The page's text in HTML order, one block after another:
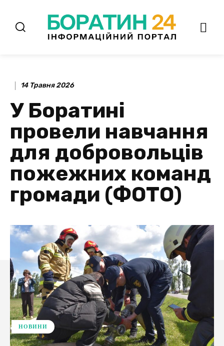
14 Травня 2026
У Боратині
провели навчання
для добровольців
пожежних команд
громади (ФОТО)
НОВИНИ